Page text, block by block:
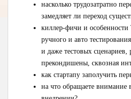
насколько трудозатратно
замедляет ли переход
киллер-фичи и
ручного и авто
и даже тестовых сценариев,
прекондишены, сквозная
как стартапу заполучить
на что обращаете внимание